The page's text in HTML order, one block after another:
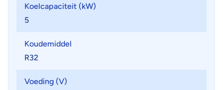
• Eenvoudige montage en toegankelijkheid
Koelcapaciteit (kW)
5
Koudemiddel
R32
Voeding (V)